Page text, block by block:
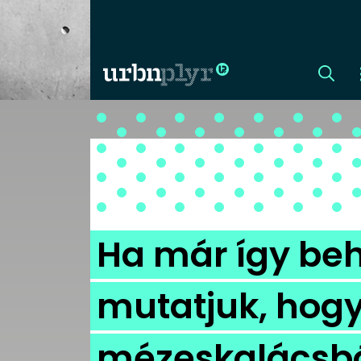
CÍMLAP
DIZÁJN
DIVAT
HIP
KULT
Ha már így
mutatjuk,